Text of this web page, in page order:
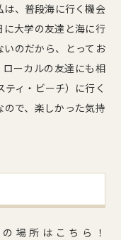
は、普段海に行く機会
大学の友達と海に行
いのだから、とってお
ーカルの友達にも相
ィ・ビーチ）に行く
で、楽しかった気持
場所はこちら！